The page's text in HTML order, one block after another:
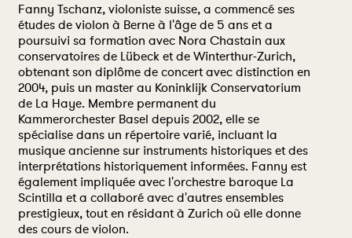
Fanny Tschanz, violoniste suisse, a commencé ses
études de violon à Berne à l'âge de 5 ans et a
poursuivi sa formation avec Nora Chastain aux
conservatoires de Lübeck et de Winterthur-Zurich,
obtenant son diplôme de concert avec distinction en
2004, puis un master au Koninklijk Conservatorium
de La Haye. Membre permanent du
Kammerorchester Basel depuis 2002, elle se
spécialise dans un répertoire varié, incluant la
musique ancienne sur instruments historiques et des
interprétations historiquement informées. Fanny est
également impliquée avec l'orchestre baroque La
Scintilla et a collaboré avec d'autres ensembles
prestigieux, tout en résidant à Zurich où elle donne
des cours de violon.